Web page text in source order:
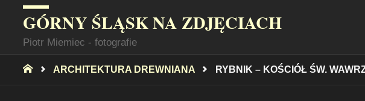
GÓRNY ŚLĄSK NA ZDJĘCIACH
Piotr Miemiec - fotografie
STRONA
ARCHITEKTURA DREWNIANA RYBNIK – KOŚCIÓŁ ŚW.